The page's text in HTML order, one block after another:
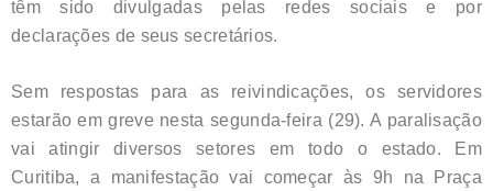
têm sido divulgadas pelas redes sociais e por
declarações de seus secretários.
Sem respostas para as reivindicações, os servidores
estarão em greve nesta segunda-feira (29). A paralisação
vai atingir diversos setores em todo o estado. Em
Curitiba, a manifestação vai começar às 9h na Praça